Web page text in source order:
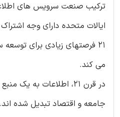
ترکیب صنعت سرویس های
ایالات متحده دارای وجه
21 فرصتهای زیادی برای
می کند.
در قرن 21، اطلاعات به
جامعه و اقتصاد تبدیل شده